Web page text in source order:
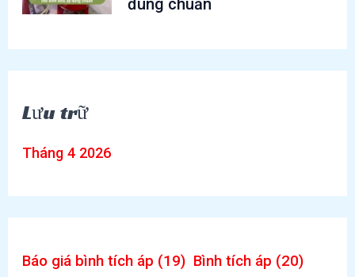
đúng chuẩn
Lưu trữ
Tháng 4 2026
Báo giá bình tích áp (19) Bình tích áp (20)